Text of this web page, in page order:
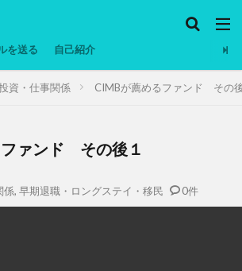
を送る 自己紹介
資・仕事関係 CIMBが薦めるファンド その
ァンド その後１
係, 早期退職・ロングステイ・移民 0件
ヨーグルト
画 日本人村社会 脱水シート